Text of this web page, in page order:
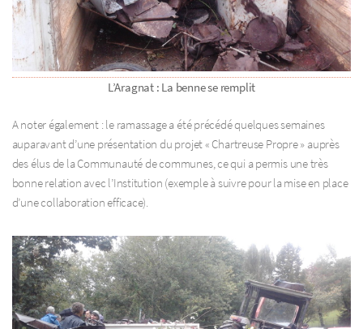
L’Aragnat : La benne se remplit
A noter également : le ramassage a été précédé quelques semaines
auparavant d’une présentation du projet « Chartreuse Propre » auprès
des élus de la Communauté de communes, ce qui a permis une très
bonne relation avec l’Institution (exemple à suivre pour la mise en place
d’une collaboration efficace).